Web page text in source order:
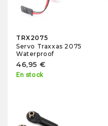
TRX2075
Servo Traxxas 2075
Waterproof
46,95 €
En stock